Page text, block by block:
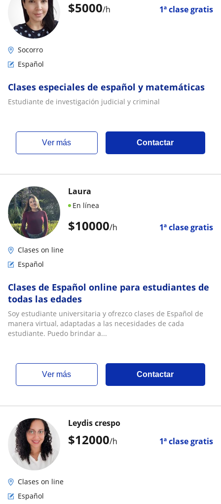
$5000/h 1ª clase gratis
Socorro
Español
Clases especiales de español y matemáticas
Estudiante de investigación judicial y criminal
ver más Contactar
$10000/h 1ª clase gratis
Laura
En línea
Clases on line
Español
Clases de Español online para estudiantes de
todas las edades
Soy estudiante universitaria y ofrezco clases de Español de
manera virtual, adaptadas a las necesidades de cada
estudiante. Puedo brindar a...
ver más Contactar
$12000/h 1ª clase gratis
Leydis crespo
Clases on line
Español